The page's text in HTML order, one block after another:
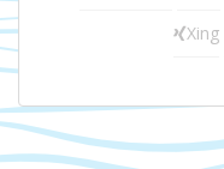
Xing